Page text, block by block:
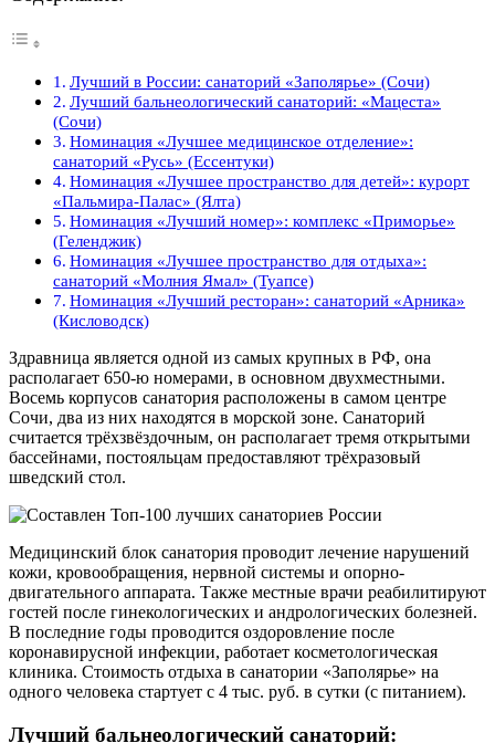
Лучший в России: санаторий «Заполярье» (Сочи)
Лучший бальнеологический санаторий: «Мацеста»
(Сочи)
Номинация «Лучшее медицинское отделение»:
санаторий «Русь» (Ессентуки)
Номинация «Лучшее пространство для детей»: курорт
«Пальмира-Палас» (Ялта)
Номинация «Лучший номер»: комплекс «Приморье»
(Геленджик)
Номинация «Лучшее пространство для отдыха»:
санаторий «Молния Ямал» (Туапсе)
Номинация «Лучший ресторан»: санаторий «Арника»
(Кисловодск)
Здравница является одной из самых крупных в РФ, она
располагает 650-ю номерами, в основном двухместными.
Восемь корпусов санатория расположены в самом центре
Сочи, два из них находятся в морской зоне. Санаторий
считается трёхзвёздочным, он располагает тремя открытыми
бассейнами, постояльцам предоставляют трёхразовый
шведский стол.
Медицинский блок санатория проводит лечение нарушений
кожи, кровообращения, нервной системы и опорно-
двигательного аппарата. Также местные врачи реабилитируют
гостей после гинекологических и андрологических болезней.
В последние годы проводится оздоровление после
коронавирусной инфекции, работает косметологическая
клиника. Стоимость отдыха в санатории «Заполярье» на
одного человека стартует с 4 тыс. руб. в сутки (с питанием).
Лучший бальнеологический санаторий: